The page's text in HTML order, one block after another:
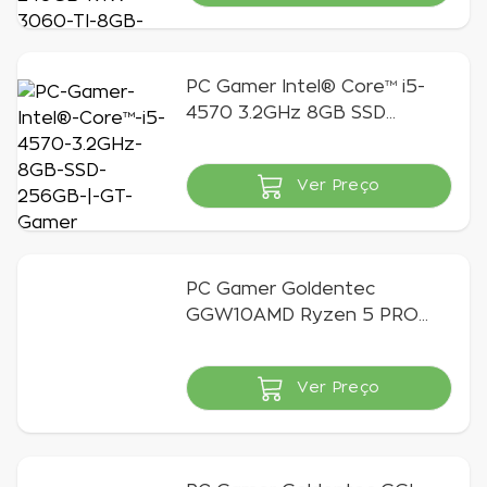
PC Gamer Intel® Core™ i5-
4570 3.2GHz 8GB SSD
Indisponível
Ver Preço
PC Gamer Goldentec
GGW10AMD Ryzen 5 PRO
240GB GTX 1650 4GB
Windows 10 Home
Indisponível
Ver Preço